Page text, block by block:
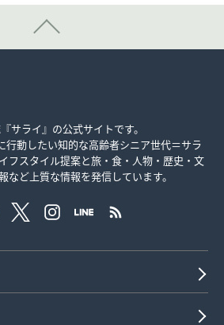
サライ』の公式サイトです。
行動したい知的な高齢者シニア世代＝サラ
フスタイル提案と旅・食・人物・歴史・文
など上質な情報を発信しています。